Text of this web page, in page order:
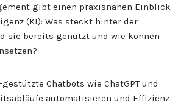
gibt einen praxisnahen Einblick
(KI): Was steckt hinter der
sie bereits genutzt und wie können
Chatbots wie ChatGPT und
automatisieren und Effizienz